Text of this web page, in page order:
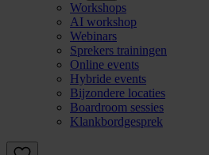
Workshops
AI workshop
Webinars
Sprekers trainingen
Online events
Hybride events
Bijzondere locaties
Boardroom sessies
Klankbordgesprek